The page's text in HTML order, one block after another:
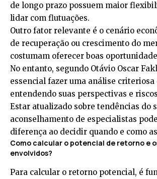
de longo prazo possuem maior
lidar com flutuações.
Outro fator relevante é o cenário
de recuperação ou crescimento do
costumam oferecer boas
No entanto, segundo Otávio Oscar
essencial fazer uma análise criteriosa
entendendo suas perspectivas e
Estar atualizado sobre tendências do
aconselhamento de especialistas
diferença ao decidir quando e como
Como calcular o potencial de retorno e
envolvidos?
Para calcular o retorno potencial, é